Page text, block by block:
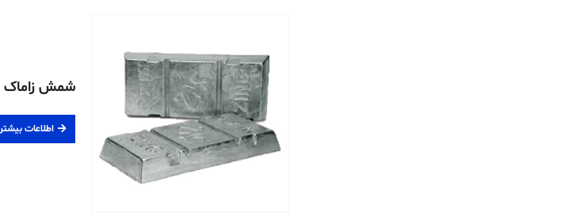
شمش زاماک ۲۷
اطلاعات بیشتر